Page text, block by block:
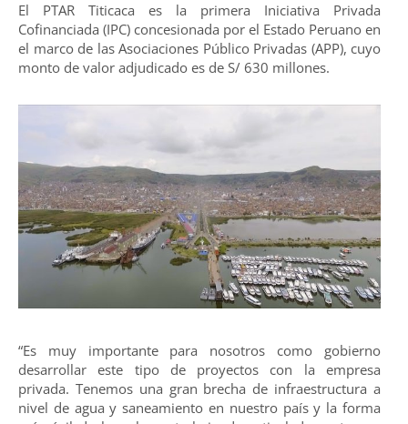
El PTAR Titicaca es la primera Iniciativa Privada
Cofinanciada (IPC) concesionada por el Estado Peruano en
el marco de las Asociaciones Público Privadas (APP), cuyo
monto de valor adjudicado es de S/ 630 millones.
“Es muy importante para nosotros como gobierno
desarrollar este tipo de proyectos con la empresa
privada. Tenemos una gran brecha de infraestructura a
nivel de agua y saneamiento en nuestro país y la forma